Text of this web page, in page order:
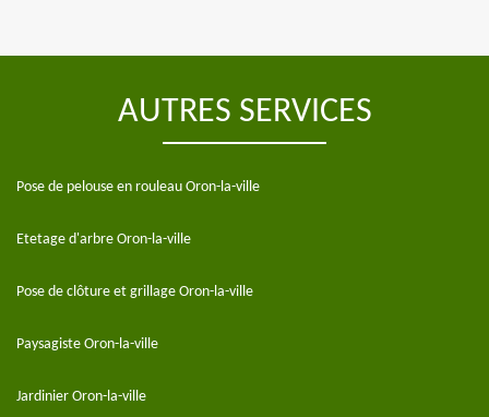
AUTRES SERVICES
Pose de pelouse en rouleau Oron-la-ville
Etetage d'arbre Oron-la-ville
Pose de clôture et grillage Oron-la-ville
Paysagiste Oron-la-ville
Jardinier Oron-la-ville